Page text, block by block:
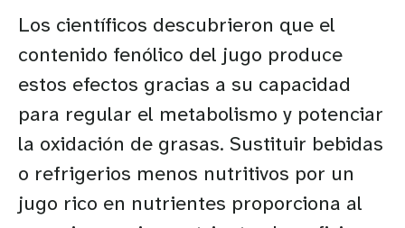
Los científicos descubrieron que el
contenido fenólico del jugo produce
estos efectos gracias a su capacidad
para regular el metabolismo y potenciar
la oxidación de grasas. Sustituir bebidas
o refrigerios menos nutritivos por un
jugo rico en nutrientes proporciona al